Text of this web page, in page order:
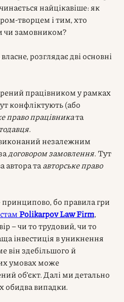
найцікавіше: як
творцем і тим, хто
чи замовником?
розглядає дві основні
працівником у рамках
конфліктують (або
право працівниката
.
незалежним
договором замовлення. Тут
автора таавторське право
принципово, бо правила гри
Polikarpov Law Firm,
– чи то трудовий, чи то
інвестиція в уникнення
він здебільшого й
умовах може
об’єкт. Далі ми детально
обидва випадки.